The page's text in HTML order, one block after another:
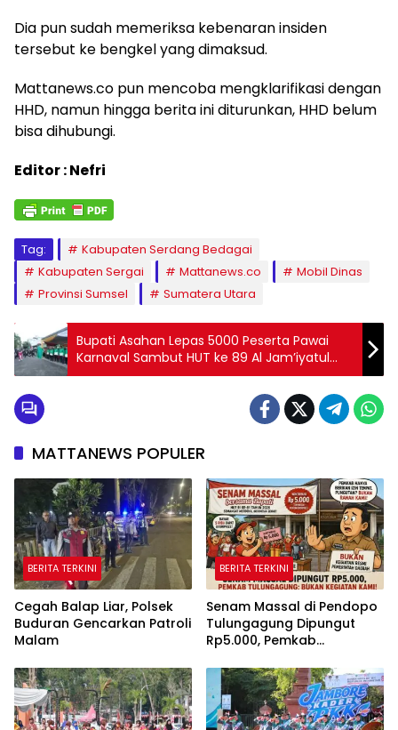
Dia pun sudah memeriksa kebenaran insiden
tersebut ke bengkel yang dimaksud.
Mattanews.co pun mencoba mengklarifikasi dengan
HHD, namun hingga berita ini diturunkan, HHD belum
bisa dihubungi.
Editor : Nefri
Tag:
Kabupaten Serdang Bedagai
Kabupaten Sergai
Mattanews.co
Mobil Dinas
Provinsi Sumsel
Sumatera Utara
Bupati Asahan Lepas 5000 Peserta Pawai
Karnaval Sambut HUT ke 89 Al Jam’iyatul
Washliyah
MATTANEWS POPULER
BERITA TERKINI
Cegah Balap Liar, Polsek
Buduran Gencarkan Patroli
Malam
BERITA TERKINI
Senam Massal di Pendopo
Tulungagung Dipungut
Rp5.000, Pemkab
Pemerintah